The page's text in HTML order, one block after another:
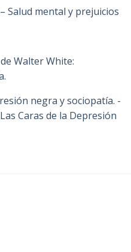
Salud mental y prejuicios
Walter White:
negra y sociopatía. -
Las Caras de la Depresión